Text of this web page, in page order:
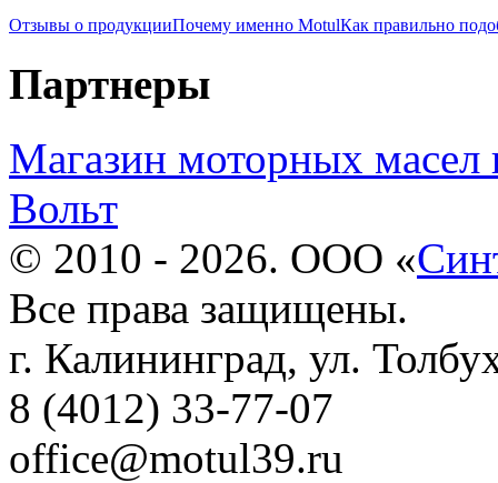
Отзывы о продукцииПочему именно MotulКак правильно
Партнеры
Магазин моторных масел
Вольт
© 2010 - 2026. ООО «
Все права защищены.
г. Калининград, ул.
8 (4012) 33-77-07
office@motul39.ru